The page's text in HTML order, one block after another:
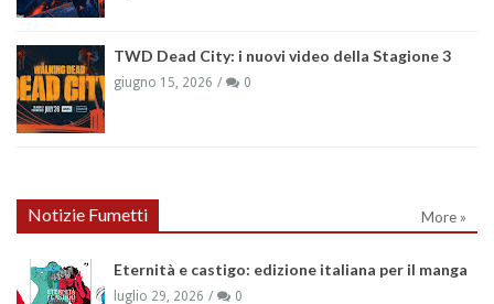
TWD Dead City: i nuovi video della Stagione 3
giugno 15, 2026 0
Notizie Fumetti More »
Eternità e castigo: edizione italiana per il manga
luglio 29, 2026 0